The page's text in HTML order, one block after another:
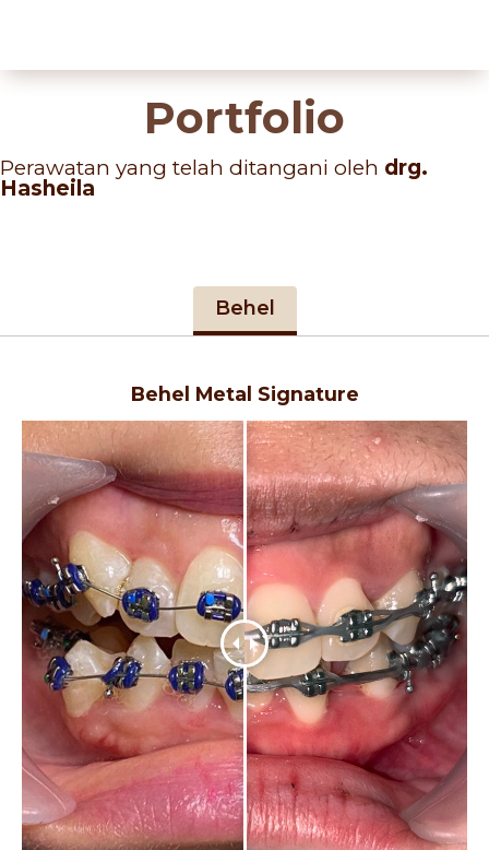
Portfolio
Perawatan yang telah ditangani oleh drg.
Hasheila
Behel
Behel Metal Signature